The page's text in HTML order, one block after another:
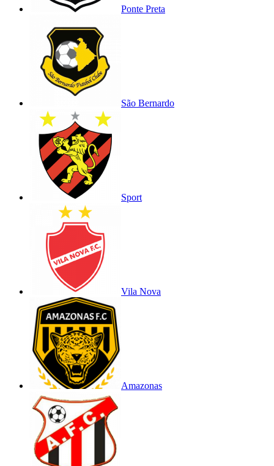
Ponte Preta
São Bernardo
Sport
Vila Nova
Amazonas